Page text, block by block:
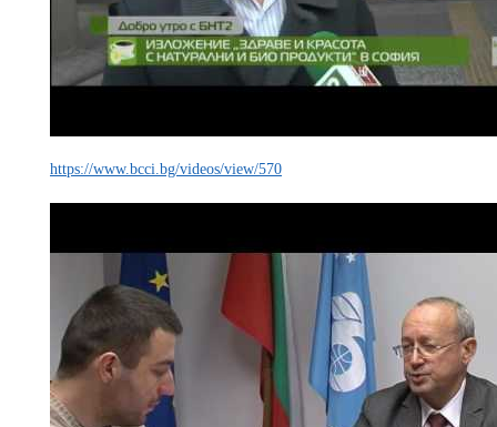
https://www.bcci.bg/videos/view/570